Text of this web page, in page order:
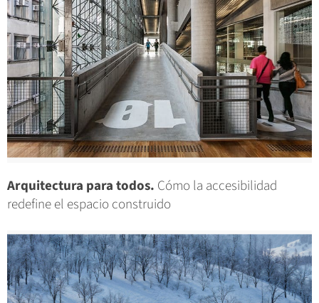
Arquitectura para todos. Cómo la accesibilidad
redefine el espacio construido